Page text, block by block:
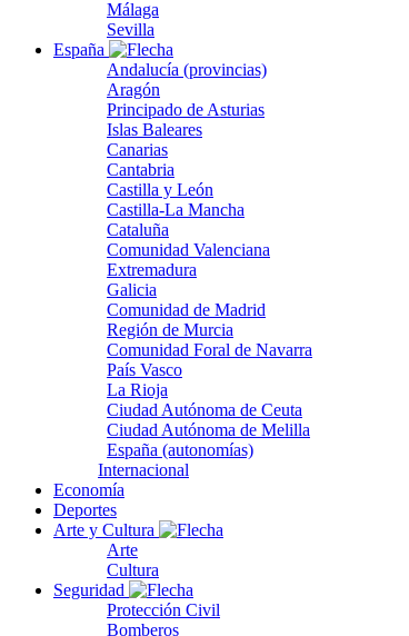
Málaga
Sevilla
España
Andalucía (provincias)
Aragón
Principado de Asturias
Islas Baleares
Canarias
Cantabria
Castilla y León
Castilla-La Mancha
Cataluña
Comunidad Valenciana
Extremadura
Galicia
Comunidad de Madrid
Región de Murcia
Comunidad Foral de Navarra
País Vasco
La Rioja
Ciudad Autónoma de Ceuta
Ciudad Autónoma de Melilla
España (autonomías)
Internacional
Economía
Deportes
Arte y Cultura
Arte
Cultura
Seguridad
Protección Civil
Bomberos